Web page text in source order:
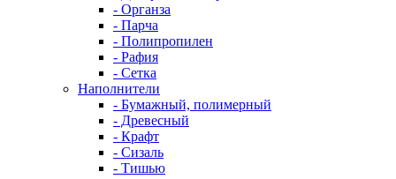
- Органза
- Парча
- Полипропилен
- Рафия
- Сетка
Наполнители
- Бумажный, полимерный
- Древесный
- Крафт
- Сизаль
- Тишью